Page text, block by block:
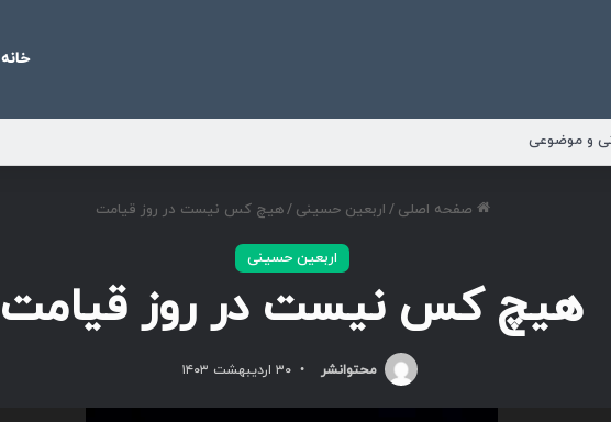
خانه
و موضوعی
صفحه اصلی / اربعین حسینی /هیچ کس نیست در روز قیامت
اربعین حسینی
هیچ کس نیست در روز قیامت
محتوانشر ۳۰ اردیبهشت ۱۴۰۳